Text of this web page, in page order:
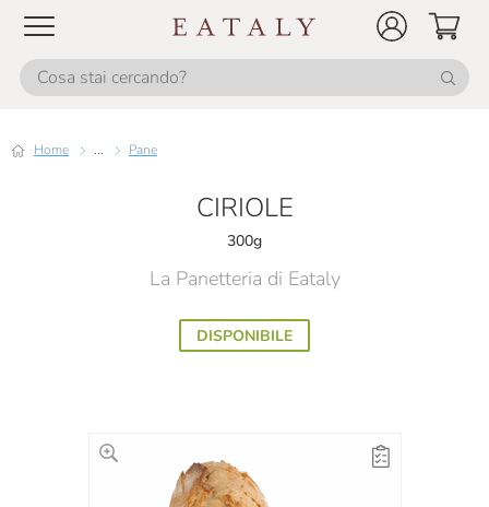
Home ... Pane
CIRIOLE
300g
La Panetteria di Eataly
DISPONIBILE